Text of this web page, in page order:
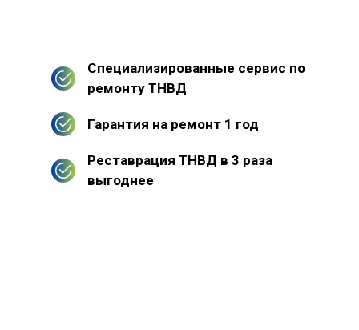
Специализированные сервис по
ремонту ТНВД
Гарантия на ремонт 1 год
Реставрация ТНВД в 3 раза
выгоднее